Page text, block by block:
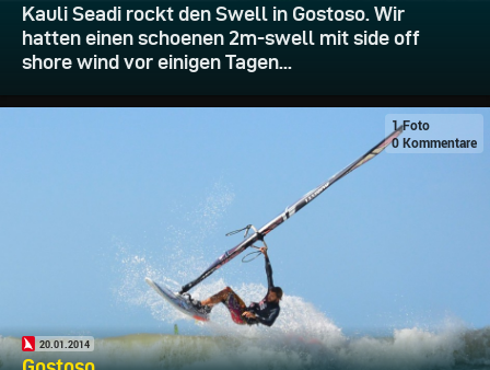
Kauli Seadi rockt den Swell in Gostoso. Wir
hatten einen schoenen 2m-swell mit side off
shore wind vor einigen Tagen...
1 Foto
0 Kommentare
20.01.2014